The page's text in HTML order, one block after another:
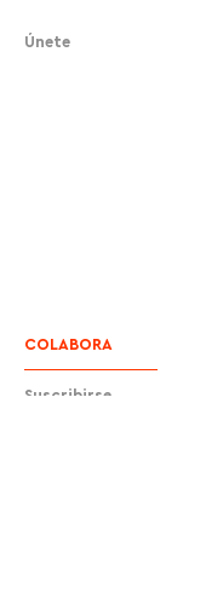
Únete
COLABORA
Suscribirse